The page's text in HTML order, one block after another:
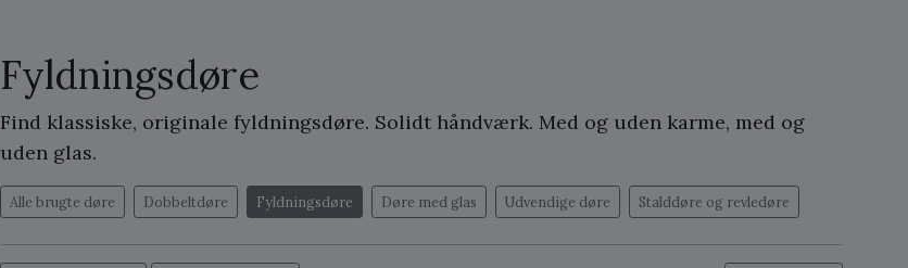
Fyldningsdøre
Find klassiske, originale fyldningsdøre. Solidt håndværk. Med og uden karme, med og
uden glas.
Alle brugte døre Dobbeltdøre Fyldningsdøre Døre med glas Udvendige døre Stalddøre og revledøre